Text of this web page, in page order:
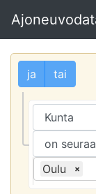
ja tai
Oulu ×